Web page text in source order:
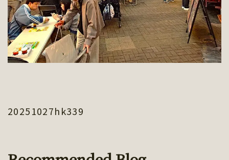
20251027hk339